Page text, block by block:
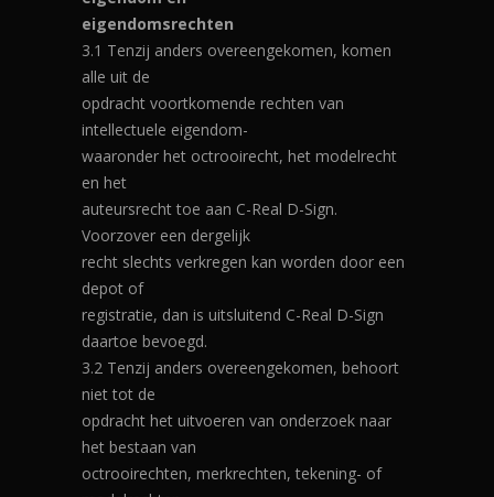
eigendomsrechten
3.1 Tenzij anders overeengekomen, komen
alle uit de
opdracht voortkomende rechten van
intellectuele eigendom-
waaronder het octrooirecht, het modelrecht
en het
auteursrecht toe aan C-Real D-Sign.
Voorzover een dergelijk
recht slechts verkregen kan worden door een
depot of
registratie, dan is uitsluitend C-Real D-Sign
daartoe bevoegd.
3.2 Tenzij anders overeengekomen, behoort
niet tot de
opdracht het uitvoeren van onderzoek naar
het bestaan van
octrooirechten, merkrechten, tekening- of